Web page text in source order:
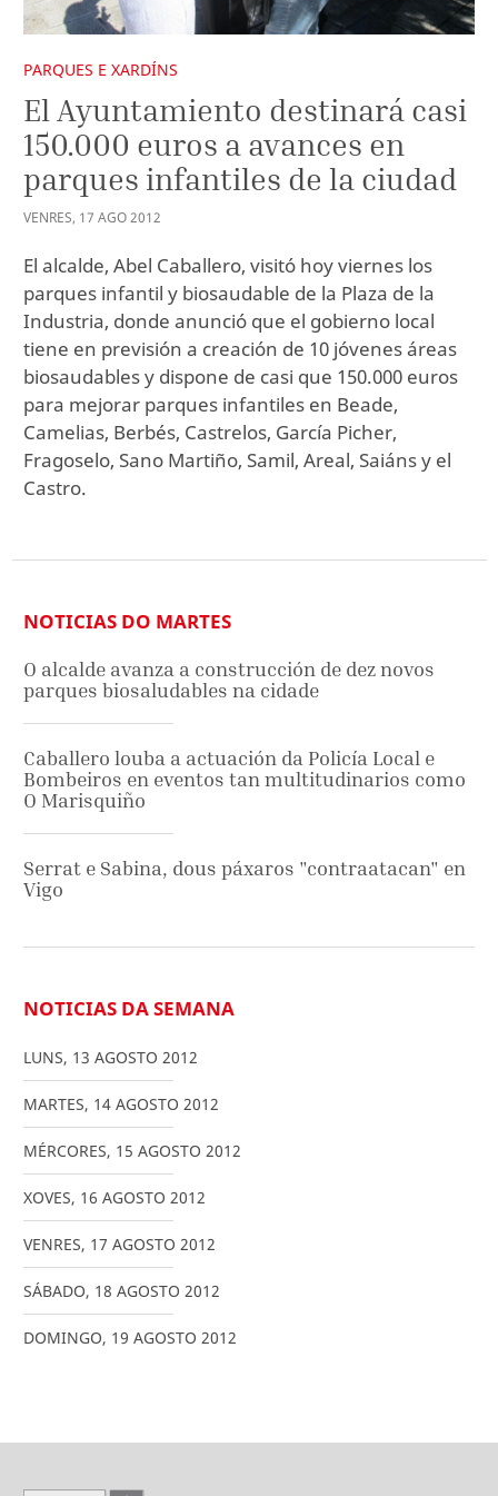
PARQUES E XARDÍNS
El Ayuntamiento destinará casi
150.000 euros a avances en
parques infantiles de la ciudad
VENRES, 17 AGO2012
El alcalde, Abel Caballero, visitó hoy viernes los
parques infantil y biosaudable de la Plaza de la
Industria, donde anunció que el gobierno local
tiene en previsión a creación de 10 jóvenes áreas
biosaudables y dispone de casi que 150.000 euros
para mejorar parques infantiles en Beade,
Camelias, Berbés, Castrelos, García Picher,
Fragoselo, Sano Martiño, Samil, Areal, Saiáns y el
Castro.
NOTICIAS DO MARTES
O alcalde avanza a construcción de dez novos
parques biosaludables na cidade
Caballero louba a actuación da Policía Local e
Bombeiros en eventos tan multitudinarios como
O Marisquiño
Serrat e Sabina, dous páxaros "contraatacan" en
Vigo
NOTICIAS DA SEMANA
LUNS, 13 AGOSTO 2012
MARTES, 14 AGOSTO 2012
MÉRCORES, 15 AGOSTO 2012
XOVES, 16 AGOSTO 2012
VENRES, 17 AGOSTO 2012
SÁBADO, 18 AGOSTO 2012
DOMINGO, 19 AGOSTO 2012